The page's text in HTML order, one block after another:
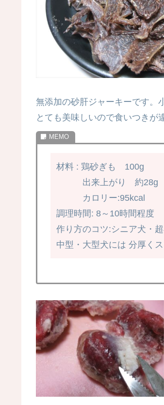
無添加の砂肝ジャーキーです。
とても美味しいので食いつきが
材料 : 鶏砂ぎも 100g
出来上がり 約28g
カロリー:95kcal
調理時間: 8～10時間程度
作り方のコツ:シニア犬・
中型・大型犬には 分厚くス